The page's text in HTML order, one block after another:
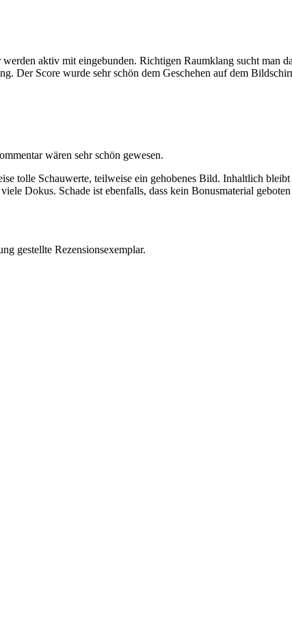
aktiv mit eingebunden. Richtigen Raumklang sucht man
Der Score wurde sehr schön dem Geschehen auf dem
wären sehr schön gewesen.
tolle Schauwerte, teilweise ein gehobenes Bild. Inhaltlich bleibt
Dokus. Schade ist ebenfalls, dass kein Bonusmaterial
gestellte Rezensionsexemplar.